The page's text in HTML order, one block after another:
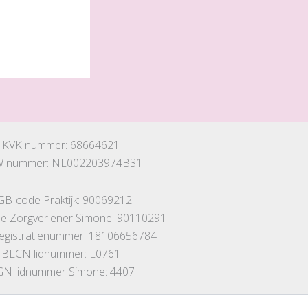
KVK nummer: 68664621
nummer: NL002203974B31
code Praktijk: 90069212
Zorgverlener Simone: 90110291
18106656784
BLCN lidnummer: L0761
lidnummer Simone: 4407